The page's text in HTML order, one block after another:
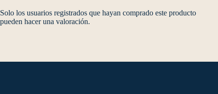
Solo los usuarios registrados que hayan comprado este producto
pueden hacer una valoración.